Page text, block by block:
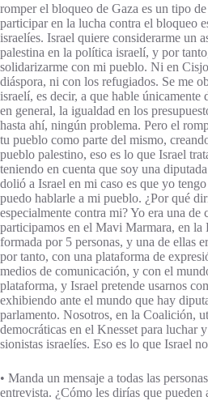
romper el bloqueo de Gaza es un tipo
participar en la lucha contra el bloqueo
israelíes. Israel quiere considerarme un
palestina en la política israelí, y por
solidarizarme con mi pueblo. Ni en
diáspora, ni con los refugiados. Se me
israelí, es decir, a que hable únicamente
en general, la igualdad en los
hasta ahí, ningún problema. Pero el
tu pueblo como parte del mismo,
pueblo palestino, eso es lo que Israel
teniendo en cuenta que soy una
dolió a Israel en mi caso es que yo
puedo hablarle a mi pueblo. ¿Por qué
especialmente contra mi? Yo era una de
participamos en el Mavi Marmara, en la
formada por 5 personas, y una de ellas
por tanto, con una plataforma de
medios de comunicación, y con el
plataforma, y Israel pretende usarnos
exhibiendo ante el mundo que hay
parlamento. Nosotros, en la Coalición,
democráticas en el Knesset para luchar
sionistas israelíes. Eso es lo que Israel
• Manda un mensaje a todas las
entrevista. ¿Cómo les dirías que pueden